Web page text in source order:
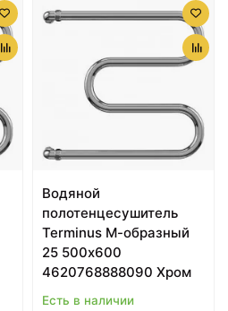
Водяной
полотенцесушитель
Terminus М-образный
25 500x600
4620768888090 Хром
Есть в наличии